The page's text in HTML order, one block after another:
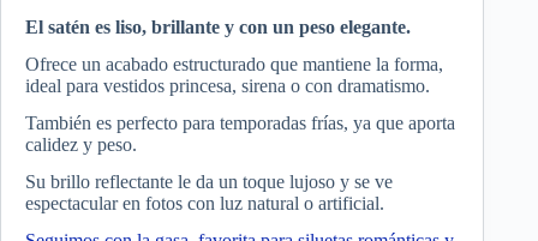
El satén es liso, brillante y con un peso elegante.
Ofrece un acabado estructurado que mantiene la forma,
ideal para vestidos princesa, sirena o con dramatismo.
También es perfecto para temporadas frías, ya que aporta
calidez y peso.
Su brillo reflectante le da un toque lujoso y se ve
espectacular en fotos con luz natural o artificial.